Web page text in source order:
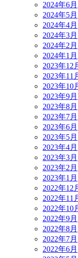
2024年6月
2024年5月
2024年4月
2024年3月
2024年2月
2024年1月
2023年12
2023年11
2023年10
2023年9月
2023年8月
2023年7月
2023年6月
2023年5月
2023年4月
2023年3月
2023年2月
2023年1月
2022年12
2022年11
2022年10
2022年9月
2022年8月
2022年7月
2022年6月